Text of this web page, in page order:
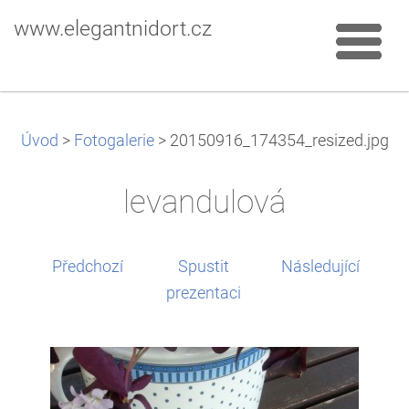
www.elegantnidort.cz
Úvod > Fotogalerie > 20150916_174354_resized.jpg
levandulová
Předchozí
Spustit
prezentaci
Následující